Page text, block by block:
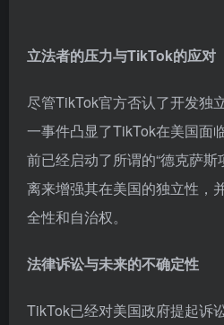
立法者的压力与TikTok的应对
尽管TikTok官方否认了开发独
一事件凸显了TikTok在美国面
前已经启动了所谓的“德克萨斯
离来增强其在美国的独立性，
全性和自治权。
法律诉讼与未来的不确定性
TikTok已经对美国政府提起诉